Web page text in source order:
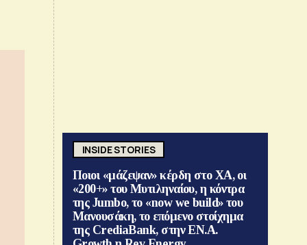
INSIDE STORIES
Ποιοι «μάζεψαν» κέρδη στο ΧΑ, οι
«200+» του Μυτιληναίου, η κόντρα
της Jumbo, το «now we build» του
Μανουσάκη, το επόμενο στοίχημα
της CrediaBank, στην ΕΝ.Α.